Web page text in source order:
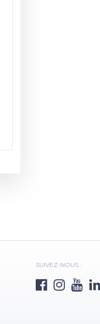
SUIVEZ-NOUS :